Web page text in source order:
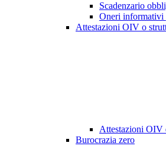
Scadenzario
Oneri informativi
Attestazioni OIV o
Attestazioni OIV
Burocrazia zero